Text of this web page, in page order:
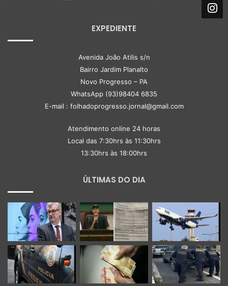
EXPEDIENTE
Avenida João Atilis s/n
Bairro Jardim Planalto
Novo Progresso – PA
WhatsApp (93)98404 6835
E-mail : folhadoprogresso.jornal@gmail.com
Atendimento online 24 horas
Local das 7:30hrs às 11:30hrs
13:30hrs às 18:00hrs
ÚLTIMAS DO DIA